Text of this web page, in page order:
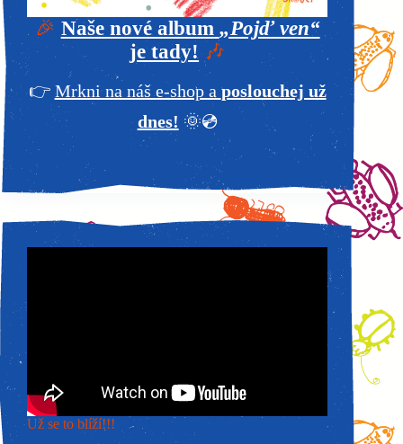
🎉 Naše nové album „Pojď ven“
je tady! 🎶
👉 Mrkni na náš e-shop a poslouchej už
dnes! 🌞💿
Už se to blíží!!!